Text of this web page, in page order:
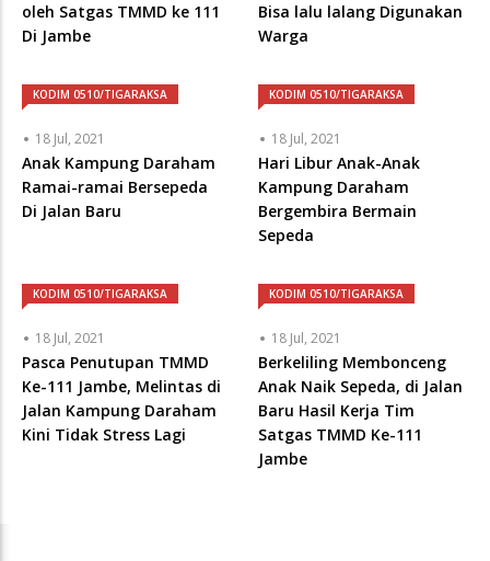
oleh Satgas TMMD ke 111
Di Jambe
Bisa lalu lalang Digunakan
Warga
KODIM 0510/TIGARAKSA
18 Jul, 2021
Anak Kampung Daraham
Ramai-ramai Bersepeda
Di Jalan Baru
KODIM 0510/TIGARAKSA
18 Jul, 2021
Hari Libur Anak-Anak
Kampung Daraham
Bergembira Bermain
Sepeda
KODIM 0510/TIGARAKSA
18 Jul, 2021
Pasca Penutupan TMMD
Ke-111 Jambe, Melintas di
Jalan Kampung Daraham
Kini Tidak Stress Lagi
KODIM 0510/TIGARAKSA
18 Jul, 2021
Berkeliling Membonceng
Anak Naik Sepeda, di Jalan
Baru Hasil Kerja Tim
Satgas TMMD Ke-111
Jambe